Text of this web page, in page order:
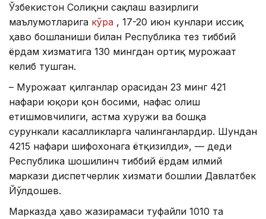
Ўзбекистон Соғлиқни сақлаш вазирлиги
маълумотларига кўра , 17-20 июн кунлари иссиқ
ҳаво бошланиши билан Республика тез тиббий
ёрдам хизматига 130 мингдан ортиқ мурожаат
келиб тушган.
– Мурожаат қилганлар орасидан 23 минг 421
нафари юқори қон босими, нафас олиш
етишмовчилиги, астма хуружи ва бошқа
сурункали касалликларга чалинганлардир. Шундан
4215 нафари шифохонага ётқизилди», — деди
Республика шошилинч тиббий ёрдам илмий
маркази диспетчерлик хизмати бошлиғи Давлатбек
Йўлдошев.
Марказда ҳаво жазирамаси туфайли 1010 та